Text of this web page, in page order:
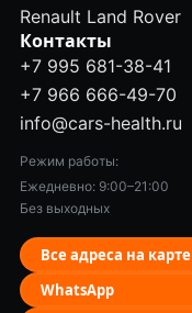
Renault Land Rover
Контакты
+7 995 681-38-41
+7 966 666-49-70
info@cars-health.ru
Режим работы:
Ежедневно: 9:00–21:00
Без выходных
Все адреса на карте
WhatsApp